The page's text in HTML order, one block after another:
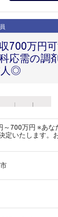
700万円
応需の調
人◎
～700万円 ※あな
定いたします。